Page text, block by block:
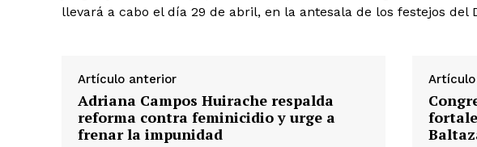
llevará a cabo el día 29 de abril, en la antesala de los festejos del
Artículo anterior
Adriana Campos Huirache respalda
reforma contra feminicidio y urge a
frenar la impunidad